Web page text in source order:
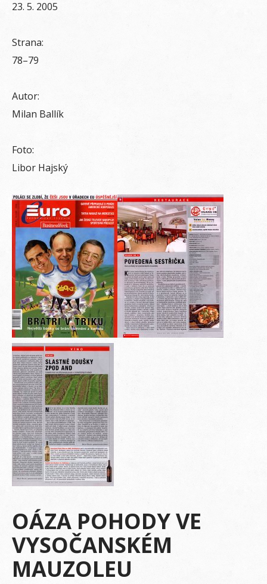
23. 5. 2005
Strana:
78–79
Autor:
Milan Ballík
Foto:
Libor Hajský
OÁZA POHODY VE
VYSOČANSKÉM
MAUZOLEU